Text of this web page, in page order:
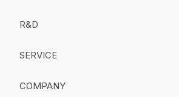
R&D
SERVICE
COMPANY